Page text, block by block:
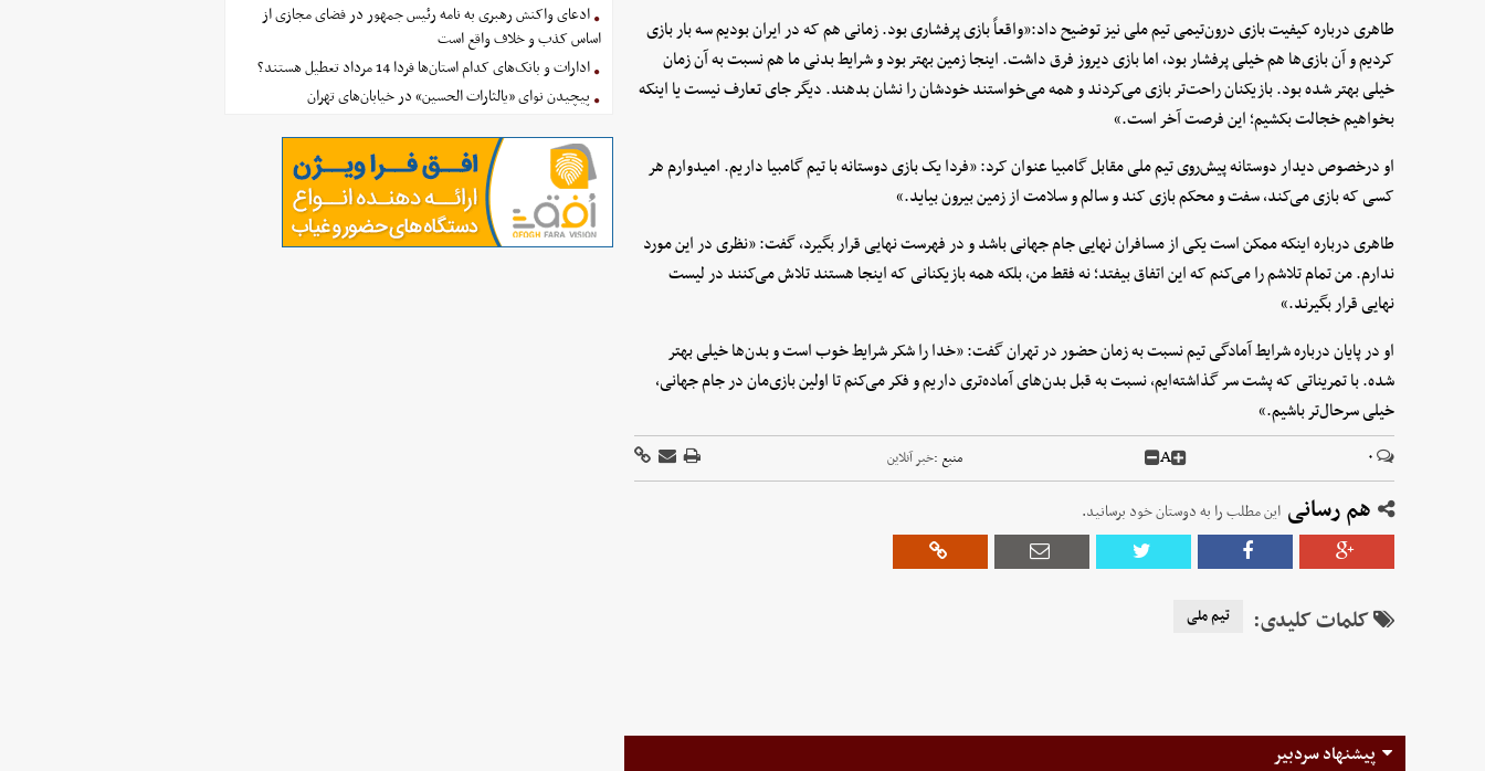
طاهری درباره کیفیت بازی درون‌تیمی تیم ملی نیز توضیح داد:«واقعاً بازی پرفشاری بود. زمانی هم که در ایران بودیم سه بار بازی
کردیم و آن بازی‌ها هم خیلی پرفشار بود، اما بازی دیروز فرق داشت. اینجا زمین بهتر بود و شرایط بدنی ما هم نسبت به آن زمان
خیلی بهتر شده بود. بازیکنان راحت‌تر بازی می‌کردند و همه می‌خواستند خودشان را نشان بدهند. دیگر جای تعارف نیست یا اینکه
بخواهیم خجالت بکشیم؛ این فرصت آخر است.»
او درخصوص دیدار دوستانه پیش‌روی تیم ملی مقابل گامبیا عنوان کرد: «فردا یک بازی دوستانه با تیم گامبیا داریم. امیدوارم هر
کسی که بازی می‌کند، سفت و محکم بازی کند و سالم و سلامت از زمین بیرون بیاید.»
طاهری درباره اینکه ممکن است یکی از مسافران نهایی جام جهانی باشد و در فهرست نهایی قرار بگیرد، گفت: «نظری در این مورد
ندارم. من تمام تلاشم را می‌کنم که این اتفاق بیفتد؛ نه فقط من، بلکه همه بازیکنانی که اینجا هستند تلاش می‌کنند در لیست
نهایی قرار بگیرند.»
او در پایان درباره شرایط آمادگی تیم نسبت به زمان حضور در تهران گفت: «خدا را شکر شرایط خوب است و بدن‌ها خیلی بهتر
شده. با تمریناتی که پشت سر گذاشته‌ایم، نسبت به قبل بدن‌های آماده‌تری داریم و فکر می‌کنم تا اولین بازی‌مان در جام جهانی،
خیلی سرحال‌تر باشیم.»
۰ A منبع :خبر آنلاین
هم رسانی این مطلب را به دوستان خود برسانید.
کلمات کلیدی: تیم ملی
پیشنهاد سردبیر
ادعای واکنش رهبری به نامه رئیس جمهور در فضای مجازی از
اساس کذب و خلاف واقع است
ادارات و بانک‌های کدام استان‌ها فردا 14 مرداد تعطیل هستند؟
پیچیدن نوای «یالثارات الحسین» در خیابان‌های تهران